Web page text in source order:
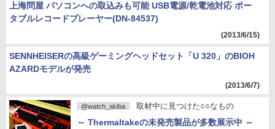
上海問屋 パソコンへの取込みも可能 USB電源/乾電池対応 ポー
タブルレコードプレーヤー(DN-84537)
(2013/6/15)
SENNHEISERの高級ゲーミングヘッドセット「U 320」のBIOH
AZARDモデルが発売
(2013/6/7)
@watch_akiba 取材中に見つけた○○なもの
～ Thermaltakeの未発売製品が多数展示中 ～